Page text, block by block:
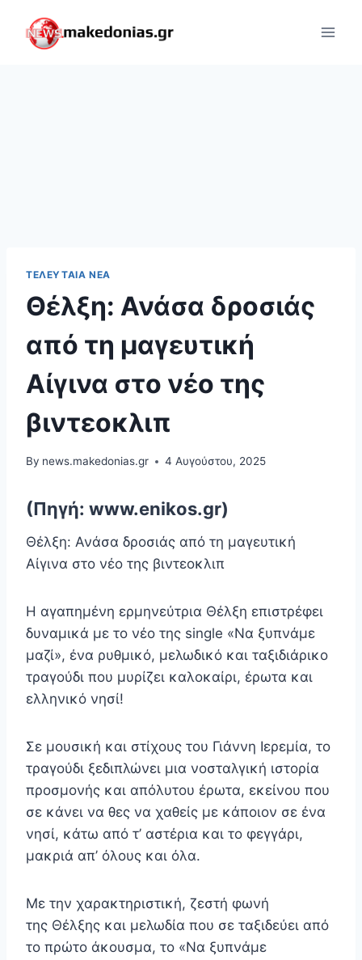
content
ΤΕΛΕΥΤΑΊΑ ΝΈΑ
Θέλξη: Ανάσα δροσιάς
από τη μαγευτική
Αίγινα στο νέο της
βιντεοκλιπ
By news.makedonias.gr 4 Αυγούστου, 2025
(Πηγή: www.enikos.gr)
Θέλξη: Ανάσα δροσιάς από τη μαγευτική
Αίγινα στο νέο της βιντεοκλιπ
Η αγαπημένη ερμηνεύτρια Θέλξη επιστρέφει
δυναμικά με το νέο της single «Να ξυπνάμε
μαζί», ένα ρυθμικό, μελωδικό και ταξιδιάρικο
τραγούδι που μυρίζει καλοκαίρι, έρωτα και
ελληνικό νησί!
Σε μουσική και στίχους του Γιάννη Ιερεμία, το
τραγούδι ξεδιπλώνει μια νοσταλγική ιστορία
προσμονής και απόλυτου έρωτα, εκείνου που
σε κάνει να θες να χαθείς με κάποιον σε ένα
νησί, κάτω από τ’ αστέρια και το φεγγάρι,
μακριά απ’ όλους και όλα.
Με την χαρακτηριστική, ζεστή φωνή
της Θέλξης και μελωδία που σε ταξιδεύει από
το πρώτο άκουσμα, το «Να ξυπνάμε